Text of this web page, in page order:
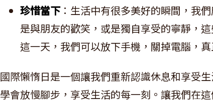
珍惜當下：生活中有很多美好的瞬間，我
是與朋友的歡笑，或是獨自享受的寧靜，
這一天，我們可以放下手機，關掉電腦，
國際懶惰日是一個讓我們重新認識休息和享受
學會放慢腳步，享受生活的每一刻。讓我們在